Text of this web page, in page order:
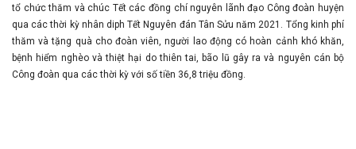
tổ chức thăm và chúc Tết các đồng chí nguyên lãnh đạo Công đoàn huyện
qua các thời kỳ nhân diph Tết Nguyên đán Tân Sửu năm 2021. Tổng kinh phí
thăm và tặng quà cho đoàn viên, người lao động có hoàn cảnh khó khăn,
bệnh hiểm nghèo và thiệt hại do thiên tai, bão lũ gây ra và nguyên cán bộ
Công đoàn qua các thời kỳ với số tiền 36,8 triệu đồng.